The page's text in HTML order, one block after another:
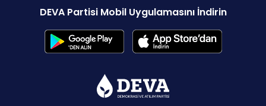
DEVA Partisi Mobil Uygulamasını İndirin